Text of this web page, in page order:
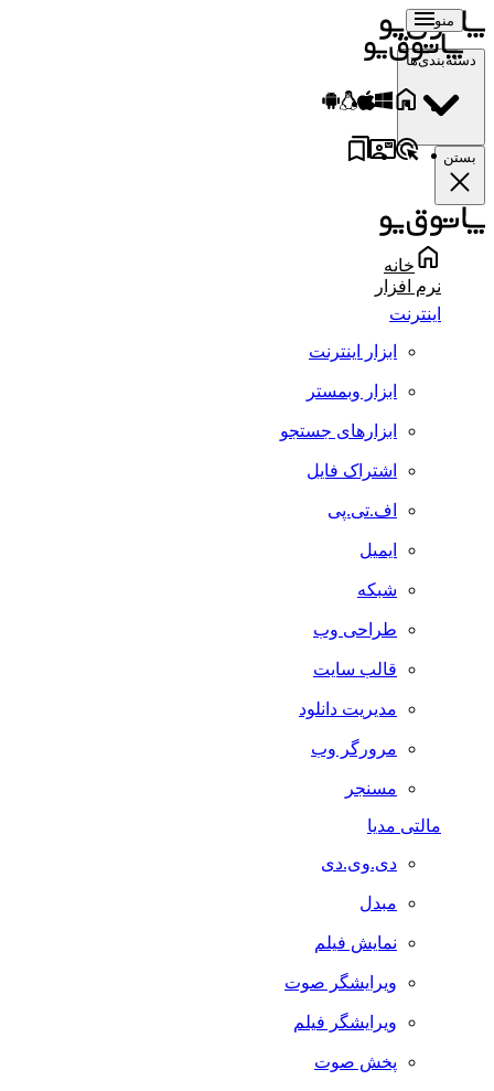
منو
دسته‌بندی‌ها
بستن
خانه
نرم افزار
اینترنت
ابزار اینترنت
ابزار وبمستر
ابزارهای جستجو
اشتراک فایل
اف.تی.پی
ایمیل
شبکه
طراحی وب
قالب سایت
مدیریت دانلود
مرورگر وب
مسنجر
مالتی مدیا
دی.وی.دی
مبدل
نمایش فیلم
ویرایشگر صوت
ویرایشگر فیلم
پخش صوت